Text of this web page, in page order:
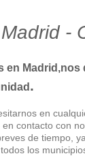
-
en Madrid,nos
.
en
contacto con
de tiempo,
los